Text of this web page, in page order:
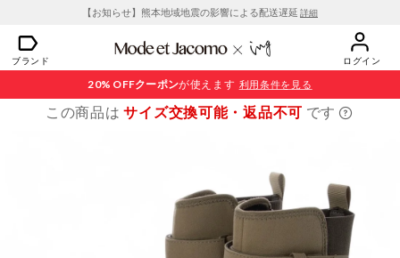
【お知らせ】熊本地域地震の影響による配送遅延 詳細
ブランド ログイン
20% OFFクーポンが使えます 利用条件を見る
この商品はサイズ交換可能・返品不可 です